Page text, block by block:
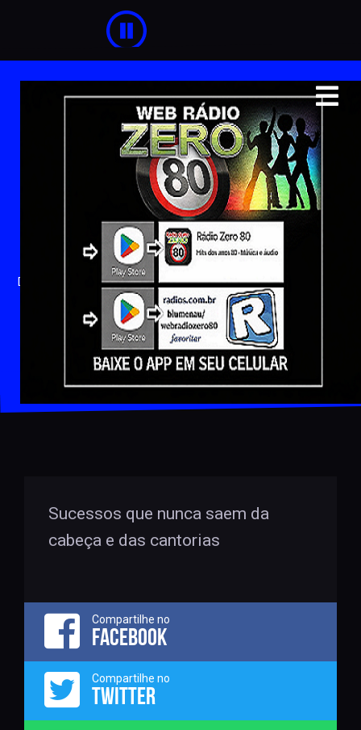
MOMENTO
BREGA
Dias do programa: dom, seg, ter, qua, qui, sex, sab, Horário: 06:30
as 07:00
Sucessos que nunca saem da
cabeça e das cantorias
Compartilhe no
FACEBOOK
Compartilhe no
TWITTER